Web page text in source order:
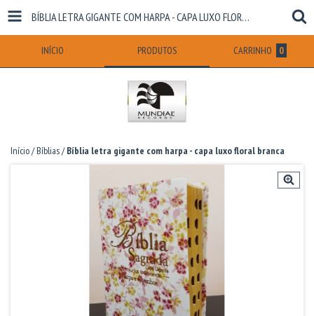
BÍBLIA LETRA GIGANTE COM HARPA - CAPA LUXO FLORAL BRANCA
INÍCIO PRODUTOS CARRINHO 0
Início/Bíblias/ Bíblia letra gigante com harpa - capa luxo floral branca